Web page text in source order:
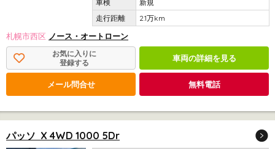
新規
2.1万km
札幌市西区 ノース・オートローン
お気に入りに
登録する
車両の詳細を見る
メール問合せ 無料電話
パッソ X 4WD 1000 5Dr